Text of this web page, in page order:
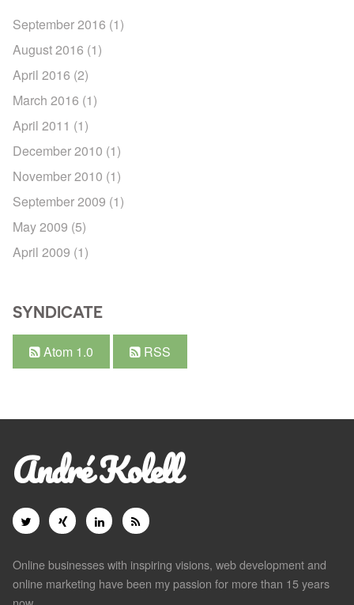
September 2016 (1)
August 2016 (1)
April 2016 (2)
March 2016 (1)
April 2011 (1)
December 2010 (1)
November 2010 (1)
September 2009 (1)
May 2009 (5)
April 2009 (1)
SYNDICATE
Atom 1.0 RSS
André Kolell
Online businesses with inspiring visions, web development and
online marketing have been my passion for more than 15 years